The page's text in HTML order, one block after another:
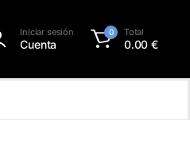
Iniciar sesión
Cuenta
0 Total
0.00€